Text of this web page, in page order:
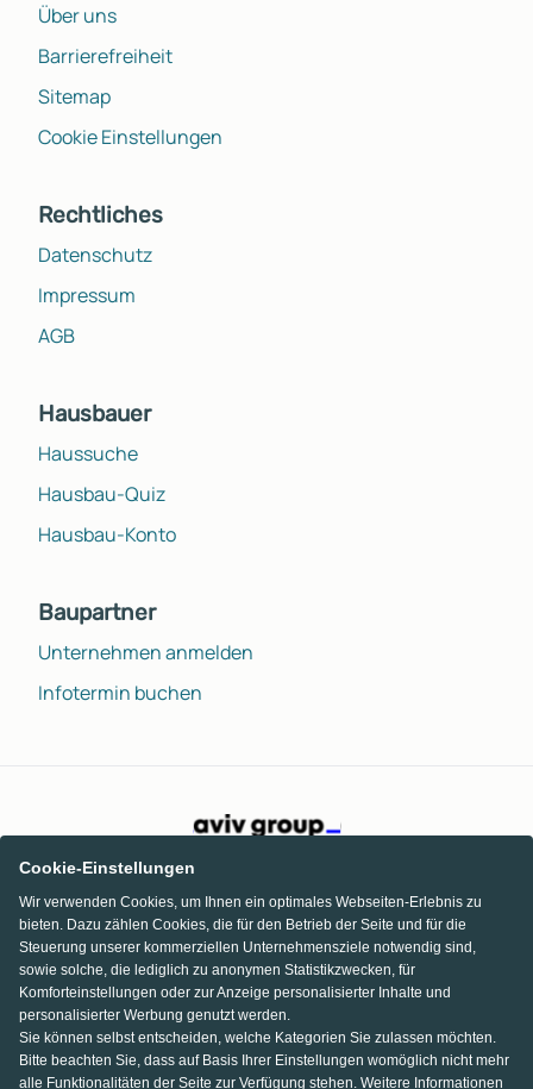
Über uns
Barrierefreiheit
Sitemap
Cookie Einstellungen
Rechtliches
Datenschutz
Impressum
AGB
Hausbauer
Haussuche
Hausbau-Quiz
Hausbau-Konto
Baupartner
Unternehmen anmelden
Infotermin buchen
Cookie-Einstellungen
Wir verwenden Cookies, um Ihnen ein optimales Webseiten-Erlebnis zu
bieten. Dazu zählen Cookies, die für den Betrieb der Seite und für die
Steuerung unserer kommerziellen Unternehmensziele notwendig sind,
sowie solche, die lediglich zu anonymen Statistikzwecken, für
Komforteinstellungen oder zur Anzeige personalisierter Inhalte und
personalisierter Werbung genutzt werden.
Sie können selbst entscheiden, welche Kategorien Sie zulassen möchten.
Bitte beachten Sie, dass auf Basis Ihrer Einstellungen womöglich nicht mehr
alle Funktionalitäten der Seite zur Verfügung stehen. Weitere Informationen